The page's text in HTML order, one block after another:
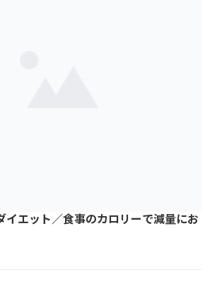
イエット／食事のカロリーで減量にお